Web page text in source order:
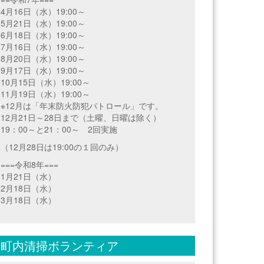
4月16日（水）19:00～
5月21日（水）19:00～
6月18日（水）19:00～
7月16日（水）19:00～
8月20日（水）19:00～
9月17日（水）19:00～
10月15日（水）19:00～
11月19日（水）19:00～
※12月は「年末防火防犯パトロール」です。
12月21日～28日まで（土曜、日曜は除く）
19：00～と21：00～ 2回実施
（12月28日は19:00の１回のみ）
===令和8年===
1月21日（水）
2月18日（水）
3月18日（水）
町内清掃ボランティア